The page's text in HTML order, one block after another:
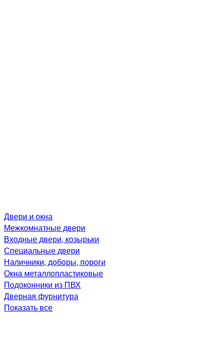
Двери и окна
Межкомнатные двери
Входные двери, козырьки
Специальные двери
Наличники, доборы, пороги
Окна металлопластиковые
Подоконники из ПВХ
Дверная фурнитура
Показать все